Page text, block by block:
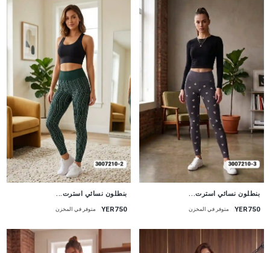
بنطلون نسائي استرت...
YER750 متوفر في المخزن
بنطلون نسائي استرت...
YER750 متوفر في المخزن